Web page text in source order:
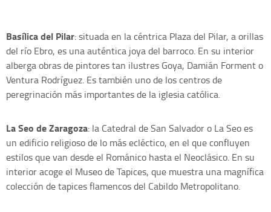
Basílica del Pilar: situada en la céntrica Plaza del Pilar, a orillas
del río Ebro, es una auténtica joya del barroco. En su interior
alberga obras de pintores tan ilustres Goya, Damián Forment o
Ventura Rodríguez. Es también uno de los centros de
peregrinación más importantes de la iglesia católica.
La Seo de Zaragoza: la Catedral de San Salvador o La Seo es
un edificio religioso de lo más ecléctico, en el que confluyen
estilos que van desde el Románico hasta el Neoclásico. En su
interior acoge el Museo de Tapices, que muestra una magnífica
colección de tapices flamencos del Cabildo Metropolitano.